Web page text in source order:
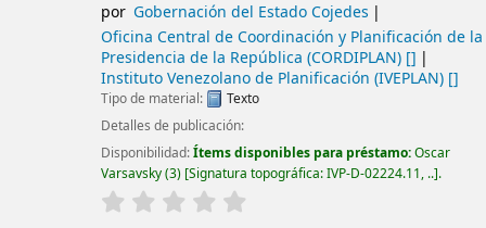
por Gobernación del Estado Cojedes
Oficina Central de Coordinación y Planificación de la
Presidencia de la República (CORDIPLAN)[]
Instituto Venezolano de Planificación (IVEPLAN)[]
Tipo de material:
Texto
Detalles de publicación:
Disponibilidad:Ítems disponibles para préstamo:Oscar
Varsavsky(3) Signatura topográfica:IVP-D-02224.11, .. .